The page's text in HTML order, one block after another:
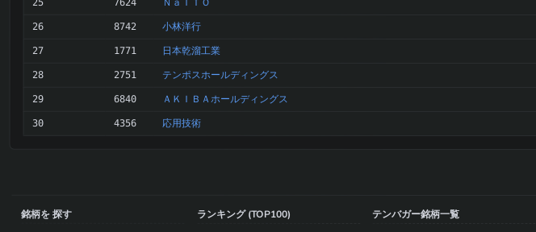
26 8742 小林洋行
27 1771 日本乾溜工業
28 2751 テンポスホールディングス
29 6840 ＡＫＩＢＡホールディングス
30 4356 応用技術
銘柄を 探す ランキング (TOP100) テンバガー銘柄一覧